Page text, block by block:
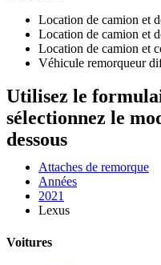
Location de camion et
Location de camion et
Location de camion et
Véhicule remorqueur
Utilisez le
sélectionnez le
dessous
Attaches de remorque
Années
2021
Lexus
Voitures